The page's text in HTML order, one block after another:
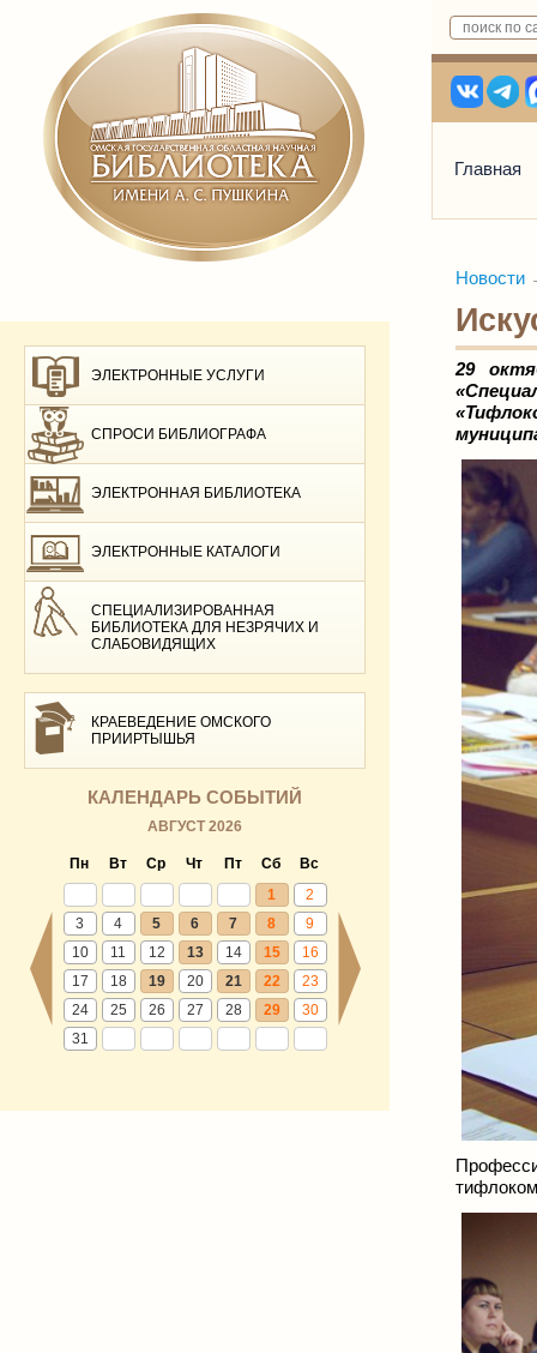
Главная
ЭЛЕКТРОННЫЕ УСЛУГИ
СПРОСИ БИБЛИОГРАФА
ЭЛЕКТРОННАЯ БИБЛИОТЕКА
ЭЛЕКТРОННЫЕ КАТАЛОГИ
СПЕЦИАЛИЗИРОВАННАЯ
БИБЛИОТЕКА ДЛЯ НЕЗРЯЧИХ И
СЛАБОВИДЯЩИХ
КРАЕВЕДЕНИЕ ОМСКОГО
ПРИИРТЫШЬЯ
КАЛЕНДАРЬ СОБЫТИЙ
АВГУСТ 2026
Пн Вт Ср Чт Пт Сб
Вс
1
2
3
4 5 6 7 8
9
10
11 12 13 14 15
16
17
18 19 20 21 22
23
24
25 26 27 28 29
30
31
Новости
29